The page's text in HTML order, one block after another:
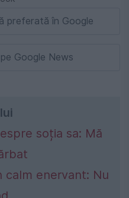
preferată în Google
Google News
soția sa: Mă
enervant: Nu